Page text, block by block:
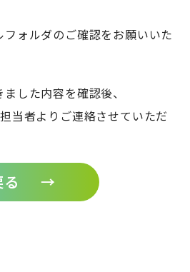
ォルダのご確認をお願いいた
した内容を確認後、
当者よりご連絡させていただ
→